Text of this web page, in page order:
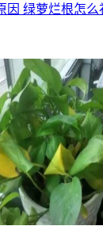
因 绿萝烂根怎么